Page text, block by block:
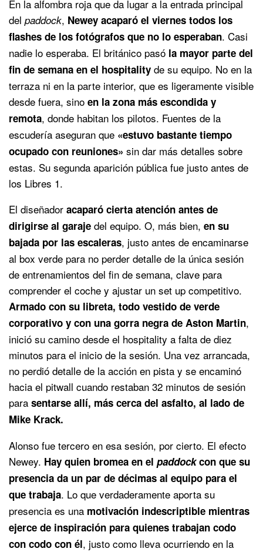
En la alfombra roja que da lugar a la entrada principal
del paddock, Newey acaparó el viernes todos los
flashes de los fotógrafos que no lo esperaban. Casi
nadie lo esperaba. El británico pasó la mayor parte del
fin de semana en el hospitality de su equipo. No en la
terraza ni en la parte interior, que es ligeramente visible
desde fuera, sino en la zona más escondida y
remota, donde habitan los pilotos. Fuentes de la
escudería aseguran que «estuvo bastante tiempo
ocupado con reuniones» sin dar más detalles sobre
estas. Su segunda aparición pública fue justo antes de
los Libres 1.
El diseñador acaparó cierta atención antes de
dirigirse al garaje del equipo. O, más bien, en su
bajada por las escaleras, justo antes de encaminarse
al box verde para no perder detalle de la única sesión
de entrenamientos del fin de semana, clave para
comprender el coche y ajustar un set up competitivo.
Armado con su libreta, todo vestido de verde
corporativo y con una gorra negra de Aston Martin,
inició su camino desde el hospitality a falta de diez
minutos para el inicio de la sesión. Una vez arrancada,
no perdió detalle de la acción en pista y se encaminó
hacia el pitwall cuando restaban 32 minutos de sesión
para sentarse allí, más cerca del asfalto, al lado de
Mike Krack.
Alonso fue tercero en esa sesión, por cierto. El efecto
Newey. Hay quien bromea en el paddockcon que su
presencia da un par de décimas al equipo para el
que trabaja. Lo que verdaderamente aporta su
presencia es una motivación indescriptible mientras
ejerce de inspiración para quienes trabajan codo
con codo con él, justo como lleva ocurriendo en la